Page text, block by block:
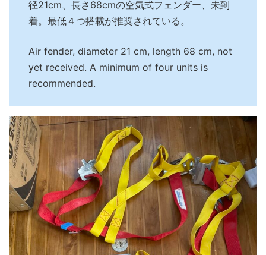
径21cm、長さ68cmの空気式フェンダー、未到
着。最低４つ搭載が推奨されている。
Air fender, diameter 21 cm, length 68 cm, not
yet received. A minimum of four units is
recommended.